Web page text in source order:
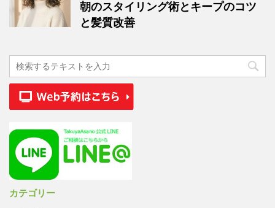
朝のスタイリング術とキープのコツ
と髪質改善
カテゴリー